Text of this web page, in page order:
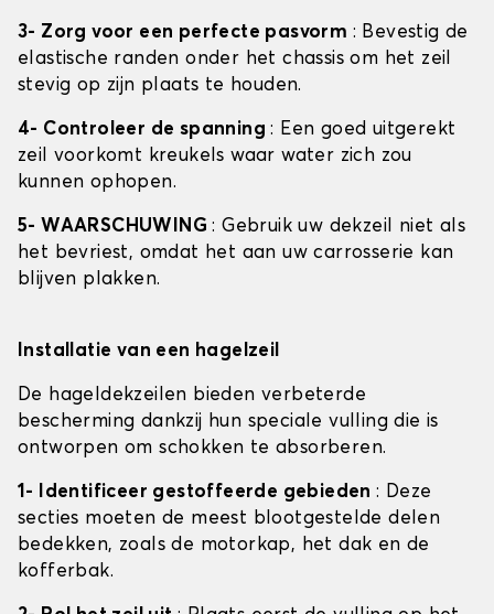
3- Zorg voor een perfecte pasvorm : Bevestig de
elastische randen onder het chassis om het zeil
stevig op zijn plaats te houden.
4- Controleer de spanning: Een goed uitgerekt
zeil voorkomt kreukels waar water zich zou
kunnen ophopen.
5- WAARSCHUWING: Gebruik uw dekzeil niet als
het bevriest, omdat het aan uw carrosserie kan
blijven plakken.
Installatie van een hagelzeil
De hageldekzeilen bieden verbeterde
bescherming dankzij hun speciale vulling die is
ontworpen om schokken te absorberen.
1- Identificeer gestoffeerde gebieden: Deze
secties moeten de meest blootgestelde delen
bedekken, zoals de motorkap, het dak en de
kofferbak.